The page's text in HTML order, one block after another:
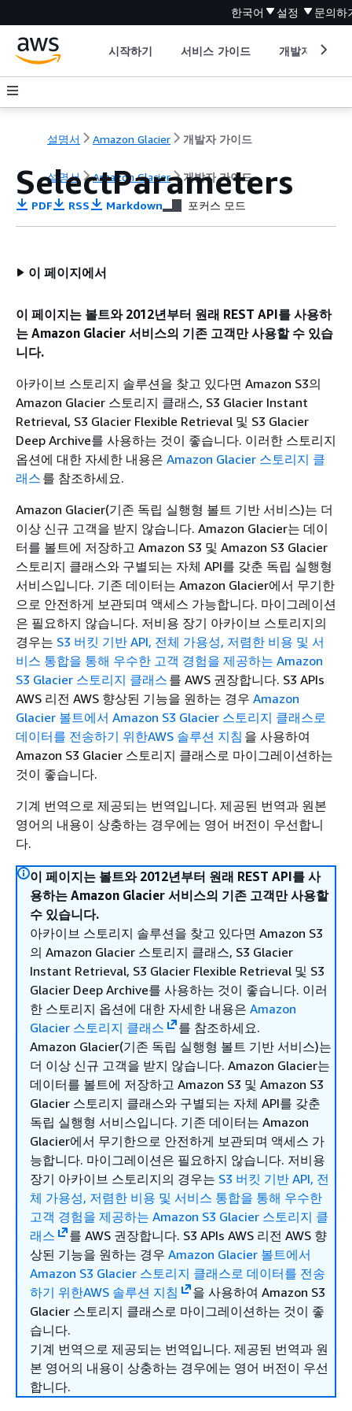
한국어 설정 문의하
시작하기 서비스 가이드 개발자 도구
설명서 Amazon Glacier 개발자 가이드
설명서 Amazon Glacier 개발자 가이드
SelectParameters
PDF RSS Markdown 포커스 모드
이 페이지에서
이 페이지는 볼트와 2012년부터 원래 REST API를 사용하
는 Amazon Glacier 서비스의 기존 고객만 사용할 수 있습
니다.
아카이브 스토리지 솔루션을 찾고 있다면 Amazon S3의
Amazon Glacier 스토리지 클래스, S3 Glacier Instant
Retrieval, S3 Glacier Flexible Retrieval 및 S3 Glacier
Deep Archive를 사용하는 것이 좋습니다. 이러한 스토리지
옵션에 대한 자세한 내용은 Amazon Glacier 스토리지 클
래스 를 참조하세요.
Amazon Glacier(기존 독립 실행형 볼트 기반 서비스)는 더
이상 신규 고객을 받지 않습니다. Amazon Glacier는 데이
터를 볼트에 저장하고 Amazon S3 및 Amazon S3 Glacier
스토리지 클래스와 구별되는 자체 API를 갖춘 독립 실행형
서비스입니다. 기존 데이터는 Amazon Glacier에서 무기한
으로 안전하게 보관되며 액세스 가능합니다. 마이그레이션
은 필요하지 않습니다. 저비용 장기 아카이브 스토리지의
경우는 S3 버킷 기반 API, 전체 가용성, 저렴한 비용 및 서
비스 통합을 통해 우수한 고객 경험을 제공하는 Amazon
S3 Glacier 스토리지 클래스 를 AWS 권장합니다. S3 APIs
AWS 리전 AWS 향상된 기능을 원하는 경우 Amazon
Glacier 볼트에서 Amazon S3 Glacier 스토리지 클래스로
데이터를 전송하기 위한AWS 솔루션 지침 을 사용하여
Amazon S3 Glacier 스토리지 클래스로 마이그레이션하는
것이 좋습니다.
기계 번역으로 제공되는 번역입니다. 제공된 번역과 원본
영어의 내용이 상충하는 경우에는 영어 버전이 우선합니
다.
이 페이지는 볼트와 2012년부터 원래 REST API를 사
용하는 Amazon Glacier 서비스의 기존 고객만 사용할
수 있습니다.
아카이브 스토리지 솔루션을 찾고 있다면 Amazon S3
의 Amazon Glacier 스토리지 클래스, S3 Glacier
Instant Retrieval, S3 Glacier Flexible Retrieval 및 S3
Glacier Deep Archive를 사용하는 것이 좋습니다. 이러
한 스토리지 옵션에 대한 자세한 내용은 Amazon
Glacier 스토리지 클래스
를 참조하세요.
Amazon Glacier(기존 독립 실행형 볼트 기반 서비스)는
더 이상 신규 고객을 받지 않습니다. Amazon Glacier는
데이터를 볼트에 저장하고 Amazon S3 및 Amazon S3
Glacier 스토리지 클래스와 구별되는 자체 API를 갖춘
독립 실행형 서비스입니다. 기존 데이터는 Amazon
Glacier에서 무기한으로 안전하게 보관되며 액세스 가
능합니다. 마이그레이션은 필요하지 않습니다. 저비용
장기 아카이브 스토리지의 경우는 S3 버킷 기반 API, 전
체 가용성, 저렴한 비용 및 서비스 통합을 통해 우수한
고객 경험을 제공하는 Amazon S3 Glacier 스토리지 클
래스
를 AWS 권장합니다. S3 APIs AWS 리전 AWS 향
상된 기능을 원하는 경우 Amazon Glacier 볼트에서
Amazon S3 Glacier 스토리지 클래스로 데이터를 전송
하기 위한AWS 솔루션 지침
을 사용하여 Amazon S3
Glacier 스토리지 클래스로 마이그레이션하는 것이 좋
습니다.
기계 번역으로 제공되는 번역입니다. 제공된 번역과 원
본 영어의 내용이 상충하는 경우에는 영어 버전이 우선
합니다.